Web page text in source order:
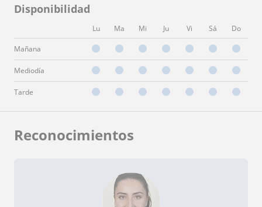
Disponibilidad
Lu Ma Mi Ju Vi Sá Do
Mañana
Mediodía
Tarde
Reconocimientos